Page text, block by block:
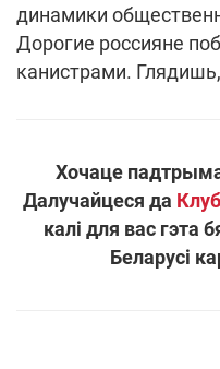
динамики
Дорогие россияне
канистрами.
Хочаце
Далучайцеся да
калі для вас гэта
Беларусі